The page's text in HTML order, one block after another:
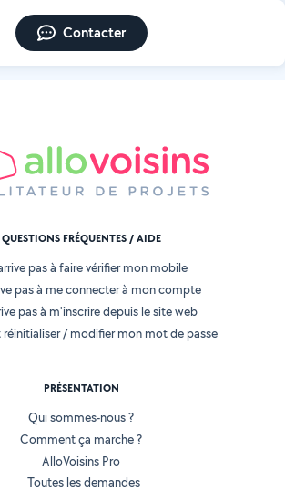
Contacter
QUESTIONS FRÉQUENTES / AIDE
pas à faire vérifier mon mobile
pas à me connecter à mon compte
pas à m'inscrire depuis le site web
/ modifier mon mot de passe
PRÉSENTATION
Qui sommes-nous ?
Comment ça marche ?
AlloVoisins Pro
Toutes les demandes